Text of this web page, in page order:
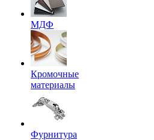
МДФ
Кромочные
материалы
Фурнитура